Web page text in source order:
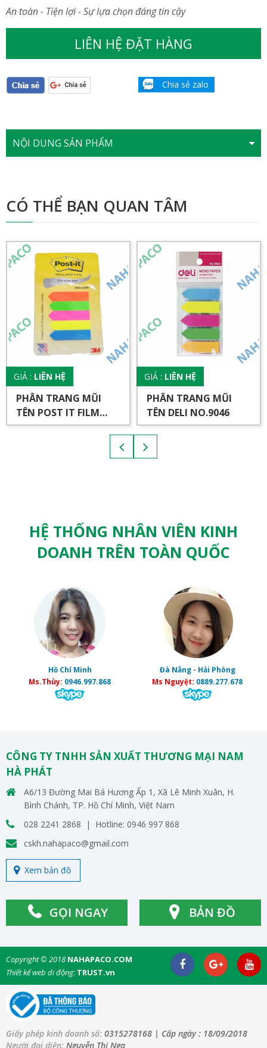
An toàn - Tiện lợi - Sự lựa chọn đáng tin cậy
LIÊN HỆ ĐẶT HÀNG
Chia sẻ zalo
NỘI DUNG SẢN PHẨM
CÓ THỂ BẠN QUAN TÂM
GIÁ : LIÊN HỆ
PHÂN TRANG MŨI
TÊN POST IT FILM
INDEX
GIÁ : LIÊN HỆ
PHÂN TRANG MŨI
TÊN DELI NO.9046
HỆ THỐNG NHÂN VIÊN KINH
DOANH TRÊN TOÀN QUỐC
Hồ Chí Minh
Ms.Thùy: 0946.997.868
Đà Nẵng - Hải Phòng
Ms Nguyệt: 0889.277.678
CÔNG TY TNHH SẢN XUẤT THƯƠNG MẠI NAM
HÀ PHÁT
A6/13 Đường Mai Bá Hương Ấp 1, Xã Lê Minh Xuân, H.
Bình Chánh, TP. Hồ Chí Minh, Việt Nam
028 2241 2868 | Hotline: 0946 997 868
cskh.nahapaco@gmail.com
Xem bản đồ
GỌI NGAY BẢN ĐỒ
Copyright © 2018 NAHAPACO.COM
Thiết kế web di động: TRUST.vn
Giấy phép kinh doanh số: 0315278168 | Cấp ngày : 18/09/2018
Người đại diện: Nguyễn Thị Nga